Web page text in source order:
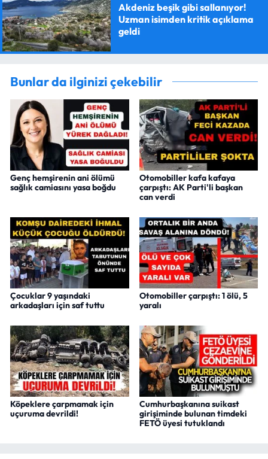
Akdeniz beşik gibi sallanıyor!
Uzman isimden kritik açıklama
geldi
Bunlar da ilginizi çekebilir
Genç hemşirenin ani ölümü
sağlık camiasını yasa boğdu
Otomobiller kafa kafaya
çarpıştı: AK Parti'li başkan
can verdi
Çocuklar 9 yaşındaki
arkadaşları için saf tuttu
Otomobiller çarpıştı: 1 ölü, 5
yaralı
Köpeklere çarpmamak için
uçuruma devrildi!
Cumhurbaşkanına suikast
girişiminde bulunan timdeki
FETÖ üyesi tutuklandı